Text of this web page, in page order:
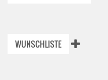
WUNSCHLISTE